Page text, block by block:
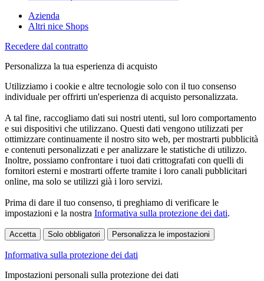
Azienda
Altri nice Shops
Recedere dal contratto
Personalizza la tua esperienza di acquisto
Utilizziamo i cookie e altre tecnologie solo con il tuo consenso
individuale per offrirti un'esperienza di acquisto personalizzata.
A tal fine, raccogliamo dati sui nostri utenti, sul loro comportamento
e sui dispositivi che utilizzano. Questi dati vengono utilizzati per
ottimizzare continuamente il nostro sito web, per mostrarti pubblicità
e contenuti personalizzati e per analizzare le statistiche di utilizzo.
Inoltre, possiamo confrontare i tuoi dati crittografati con quelli di
fornitori esterni e mostrarti offerte tramite i loro canali pubblicitari
online, ma solo se utilizzi già i loro servizi.
Prima di dare il tuo consenso, ti preghiamo di verificare le
impostazioni e la nostra Informativa sulla protezione dei dati.
Accetta Solo obbligatori Personalizza le impostazioni
Informativa sulla protezione dei dati
Impostazioni personali sulla protezione dei dati